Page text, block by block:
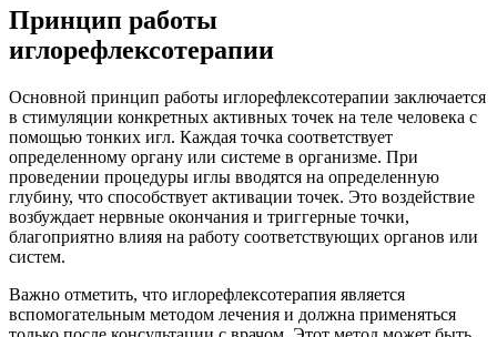
Принцип работы
иглорефлексотерапии
Основной принцип работы иглорефлексотерапии заключается
в стимуляции конкретных активных точек на теле человека с
помощью тонких игл. Каждая точка соответствует
определенному органу или системе в организме. При
проведении процедуры иглы вводятся на определенную
глубину, что способствует активации точек. Это воздействие
возбуждает нервные окончания и триггерные точки,
благоприятно влияя на работу соответствующих органов или
систем.
Важно отметить, что иглорефлексотерапия является
вспомогательным методом лечения и должна применяться